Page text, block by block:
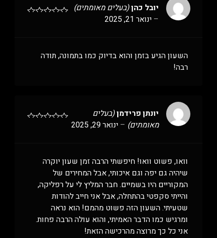
יובל כהן(בעלים מאומתים)
– ינואר 21, 2025
השעון הגיע בזמן והוא בדיוק כמו בתמונה, תודה
רבה!
יונתן פרידמן(בעלים
מאומתים) – ינואר 29, 2025
וואו, פשוט וואו! חיפשתי הרבה זמן שעון יוקרה
שיהיה גם יפה וגם איכותי, אבל המחירים של
המקוריים היו בשמיים. חבר המליץ לי על רפליקה,
והייתי סקפטי בהתחלה, אבל אני חייב להודות
שטעיתי. השעון הזה פשוט מהמם! הוא נראה
ומרגיש כמו הדבר האמיתי, והוא עולה הרבה פחות.
אני כל כך מרוצה מהרכישה הזאת!